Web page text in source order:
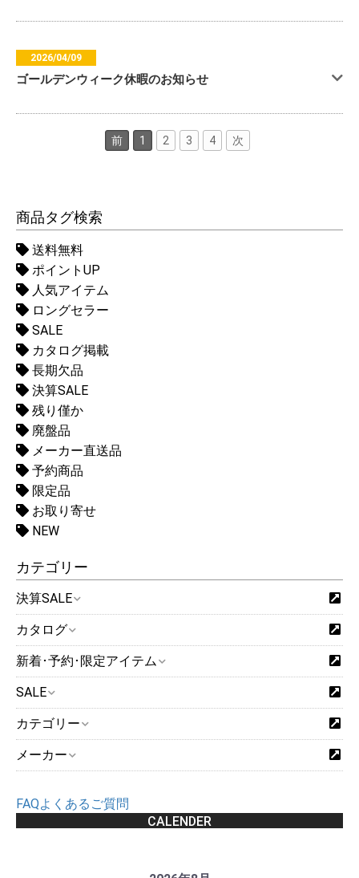
2026/04/09
ゴールデンウィーク休暇のお知らせ
前 1 2 3 4 次
商品タグ検索
送料無料
ポイントUP
人気アイテム
ロングセラー
SALE
カタログ掲載
長期欠品
決算SALE
残り僅か
廃盤品
メーカー直送品
予約商品
限定品
お取り寄せ
NEW
カテゴリー
決算SALE
カタログ
新着･予約･限定アイテム
SALE
カテゴリー
メーカー
FAQよくあるご質問
CALENDER